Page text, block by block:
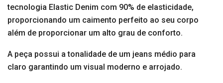
tecnologia Elastic Denim com 90% de elasticidade,
proporcionando um caimento perfeito ao seu corpo
além de proporcionar um alto grau de conforto.
A peça possui a tonalidade de um jeans médio para
claro garantindo um visual moderno e arrojado.